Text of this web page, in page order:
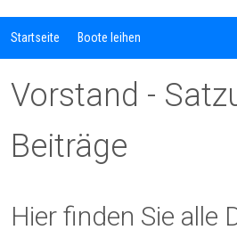
Startseite Boote leihen
Vorstand -
Beiträge
Hier finden Sie alle